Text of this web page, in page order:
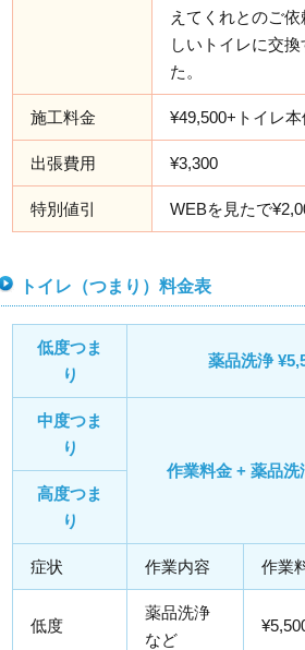
えてくれとのご
しいトイレに交
た。
施工料金 ¥49,500+トイレ
出張費用 ¥3,300
特別値引 WEBを見たで
トイレ（つまり）料金表
低度つま
り
薬品洗浄
中度つま
り
作業料金 + 薬品洗
高度つま
り
症状 作業内容 作業
低度
薬品洗浄
など